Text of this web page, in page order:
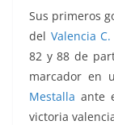
Sus primeros
del Valencia C.
82 y 88 de
marcador en
Mestallaante
victoria